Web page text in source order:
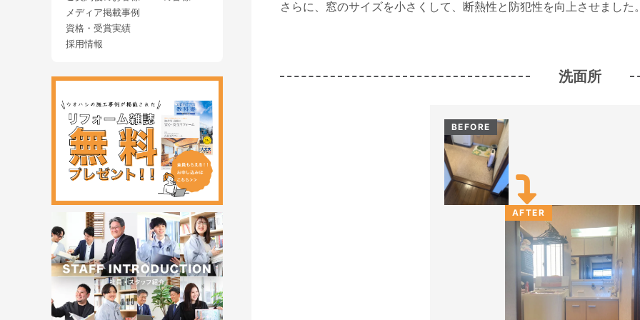
さらに、窓のサイズを小さくして、断熱性と防犯性を向上させました
洗面所
BEFORE
AFTER
メディア掲載事例
資格・受賞実績
採用情報